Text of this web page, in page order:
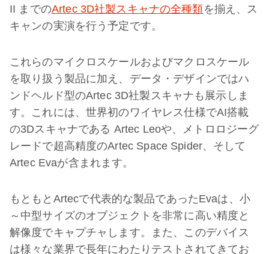
II までのArtec 3D社製スキャナの全種類を揃え、ス
キャンの実演を行う予定です。
これらのマイクロスケールおよびマクロスケール
を取り扱う製品に加え、データ・デザインではハ
ンドヘルド型のArtec 3D社製スキャナも展示しま
す。これには、世界初のワイヤレス仕様でAI搭載
の3Dスキャナである Artec Leoや、メトロロジーグ
レードで超高精度のArtec Space Spider、そして
Artec Evaが含まれます。
もともとArtecで代表的な製品であったEvaは、小
～中型サイズのオブジェクトを非常に高い精度と
解像度でキャプチャします。また、このデバイス
は様々な業界で長年にわたりテストされてきてお